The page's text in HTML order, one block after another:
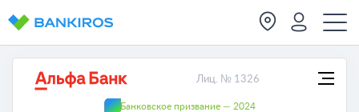
Лиц. № 1326
Банковское призвание — 2024